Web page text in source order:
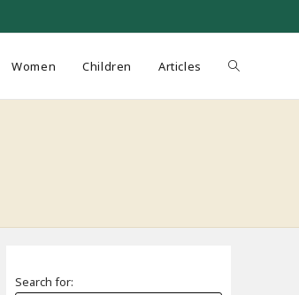
Women Children Articles Toggle
Search for: